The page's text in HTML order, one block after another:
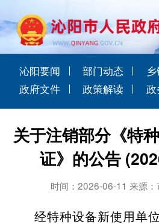
沁阳要闻 部门动态
政府文件
政策解读 政
关于注销部分《特
证》的公告
时间：2026-06-11 来源：
经特种设备新使用单